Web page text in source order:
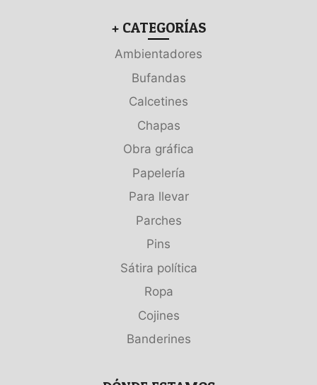
+ CATEGORÍAS
Ambientadores
Bufandas
Calcetines
Chapas
Obra gráfica
Papelería
Para llevar
Parches
Pins
Sátira política
Ropa
Cojines
Banderines